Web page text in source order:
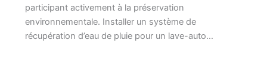
participant activement à la préservation
environnementale. Installer un système de
récupération d’eau de pluie pour un lave-auto…